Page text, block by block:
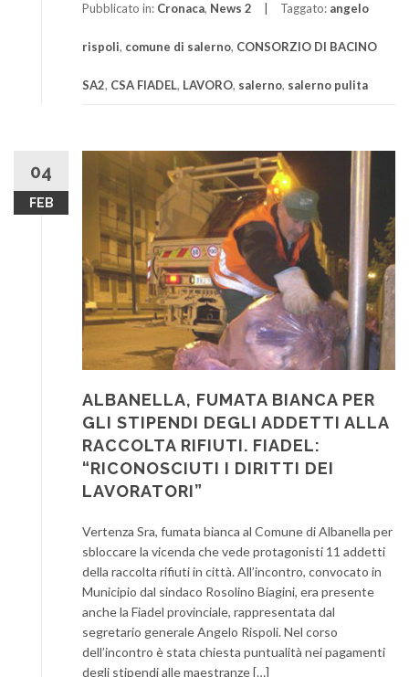
Pubblicato in: Cronaca, News 2 Taggato: angelo
rispoli, comune di salerno, CONSORZIO DI BACINO
SA2, CSA FIADEL, LAVORO, salerno, salerno pulita
04
FEB
ALBANELLA, FUMATA BIANCA PER
GLI STIPENDI DEGLI ADDETTI ALLA
RACCOLTA RIFIUTI. FIADEL:
“RICONOSCIUTI I DIRITTI DEI
LAVORATORI”
Vertenza Sra, fumata bianca al Comune di Albanella per
sbloccare la vicenda che vede protagonisti 11 addetti
della raccolta rifiuti in città. All’incontro, convocato in
Municipio dal sindaco Rosolino Biagini, era presente
anche la Fiadel provinciale, rappresentata dal
segretario generale Angelo Rispoli. Nel corso
dell’incontro è stata chiesta puntualità nei pagamenti
degli stipendi alle maestranze […]